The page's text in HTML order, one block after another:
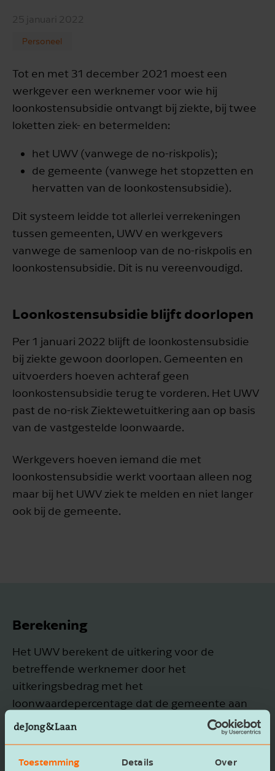
Toestemming Details Over
25 januari 2022
Personeel
Tot en met 31 december 2021 moest een
werkgever een werknemer voor wie hij
loonkostensubsidie ontvangt bij ziekte, bij twee
loketten ziek- en betermelden:
het UWV (vanwege de no-riskpolis);
de gemeente (vanwege het stopzetten en
hervatten van de loonkostensubsidie).
Dit systeem leidde tot allerlei verrekeningen
tussen gemeenten, UWV en werkgevers
vanwege de samenloop van de no-riskpolis en
loonkostensubsidie. Dit is nu vereenvoudigd.
Loonkostensubsidie blijft doorlopen
Per 1 januari 2022 blijft de loonkostensubsidie
bij ziekte gewoon doorlopen. Gemeenten en
uitvoerders hoeven achteraf geen
loonkostensubsidie terug te vorderen. Het UWV
past de no-risk Ziektewetuitkering aan op basis
van de vastgestelde loonwaarde.
Werkgevers hoeven iemand die met
loonkostensubsidie werkt voortaan alleen nog
maar bij het UWV ziek te melden en niet langer
ook bij de gemeente.
Berekening
Het UWV berekent de uitkering voor de
betreffende werknemer door het
uitkeringsbedrag met het
loonwaardepercentage dat de gemeente aan
het UWV doorgeeft te vermenigvuldigen. De
uitkomst is de uitkering voor de werknemer. Het